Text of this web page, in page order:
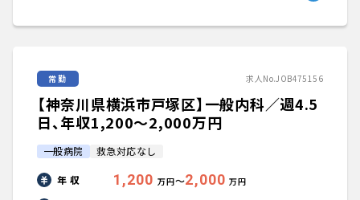
常勤 求人No.JOB475156
【神奈川県横浜市戸塚区】一般内科／週4.5
日、年収1,200〜2,000万円
一般病院 救急対応なし
年 収 1,200 万円〜2,000 万円